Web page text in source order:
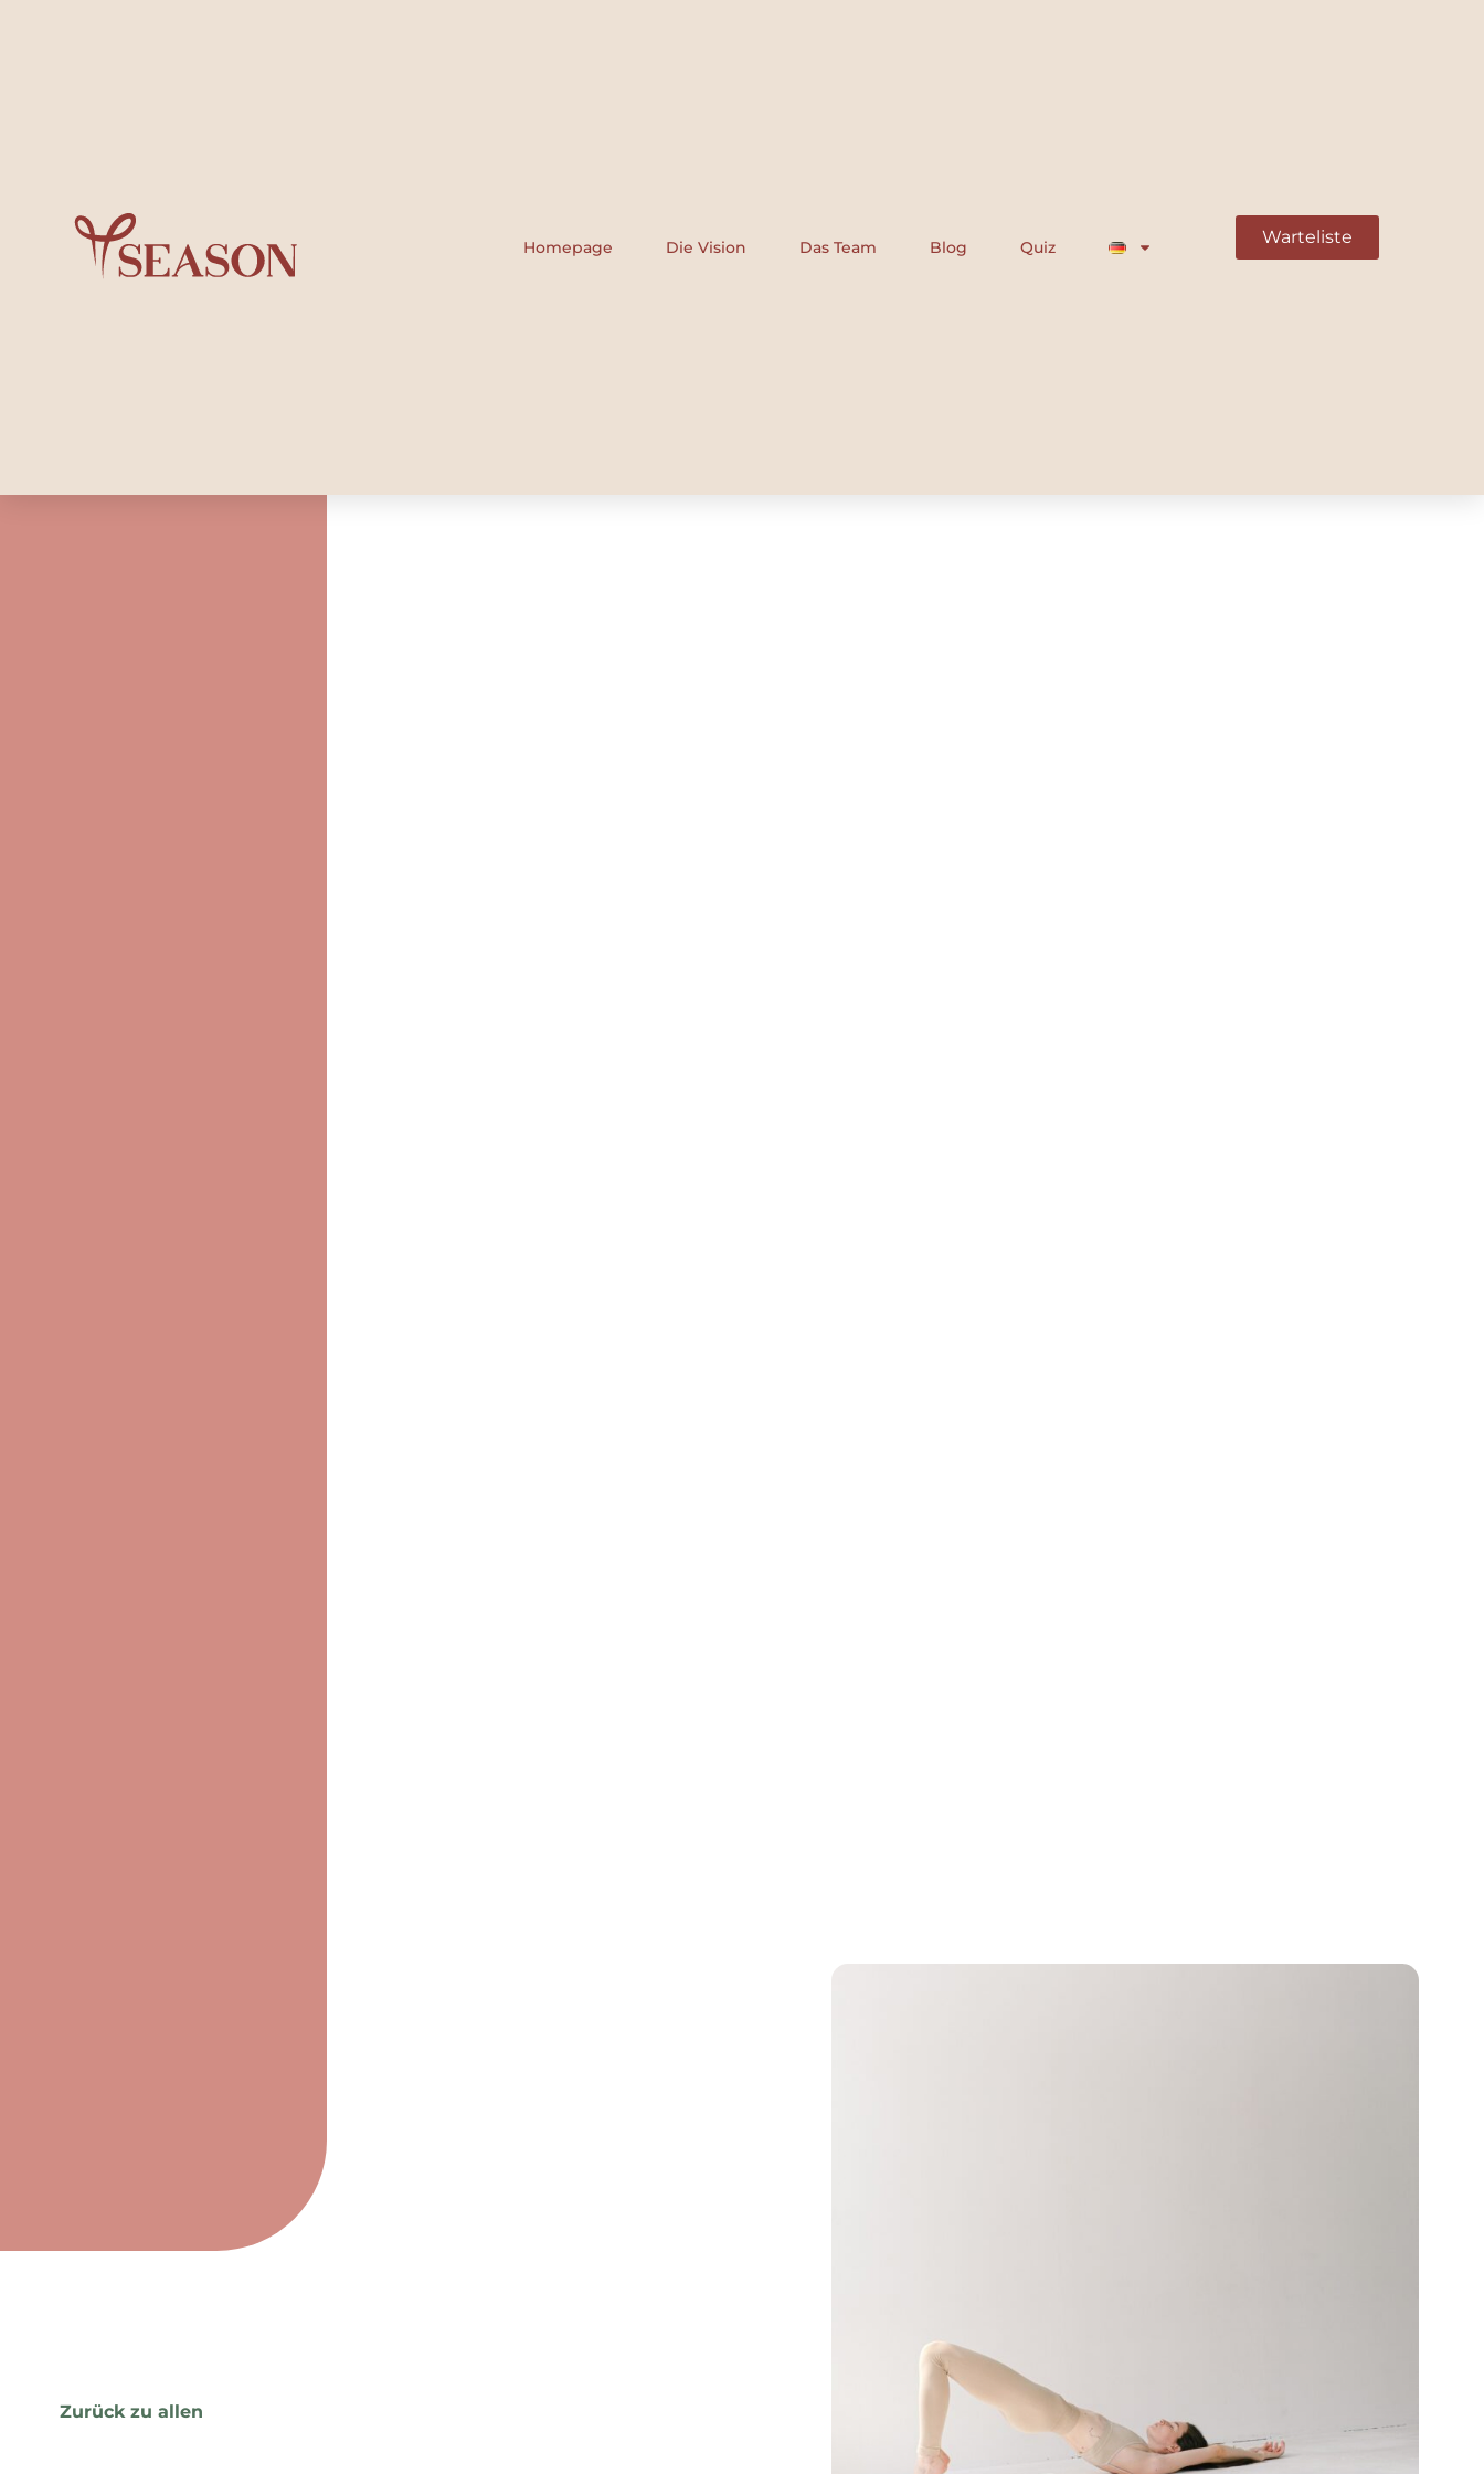
Homepage Die Vision Das Team Blog Quiz
Warteliste
Zurück zu allen